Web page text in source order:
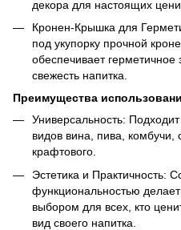
декора для настоящих
Кронен-Крышка для
под укупорку прочной
обеспечивает
свежесть напитка.
Преимущества
Универсальность:
видов вина, пива,
крафтового.
Эстетика и Практичность:
функциональностью
выбором для всех, кто
вид своего напитка.